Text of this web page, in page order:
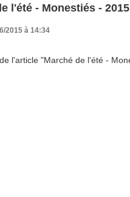
l'été - Monestiés - 2015
2015 à 14:34